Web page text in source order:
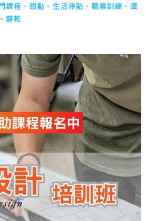
課程 、 甜點 、 生活津貼 、 職業訓練 、 蛋
、 餅乾